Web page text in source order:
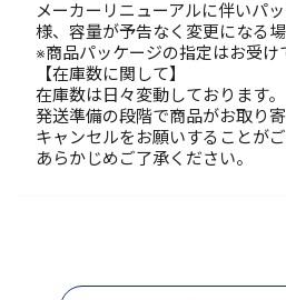
メーカーリニューアルに伴いパ
様、容量が予告なく変更になる場
※商品パッケージの指定はお受け
【在庫数に関して】
在庫数は日々変動しております。
発送準備の段階で商品がお取り
キャンセルをお願いすることがご
あらかじめご了承ください。